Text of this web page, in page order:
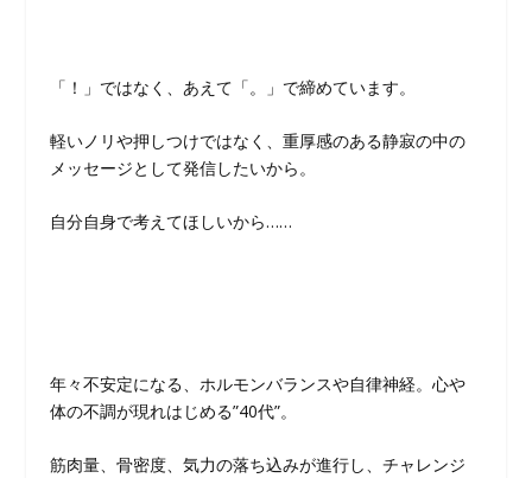
「！」ではなく、あえて「。」で締めています。
軽いノリや押しつけではなく、重厚感のある静寂の中の
メッセージとして発信したいから。
自分自身で考えてほしいから……
年々不安定になる、ホルモンバランスや自律神経。心や
体の不調が現れはじめる”40代”。
筋肉量、骨密度、気力の落ち込みが進行し、チャレンジ